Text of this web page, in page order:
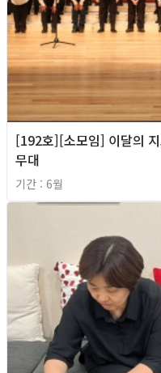
[192호][소모임] 이달의
무대
기간 : 6월